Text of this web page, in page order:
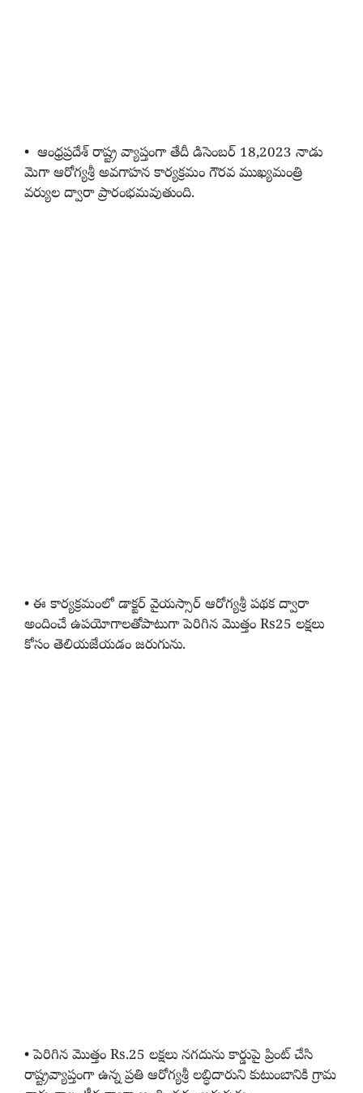
• ఆంధ్రప్రదేశ్ రాష్ట్ర వ్యాప్తంగా తేదీ డిసెంబర్ 18,2023 నాడు
మెగా ఆరోగ్యశ్రీ అవగాహన కార్యక్రమం గౌరవ ముఖ్యమంత్రి
వర్యుల ద్వారా ప్రారంభమవుతుంది.
• ఈ కార్యక్రమంలో డాక్టర్ వైయస్సార్ ఆరోగ్యశ్రీ పథక ద్వారా
అందించే ఉపయోగాలతోపాటుగా పెరిగిన మొత్తం Rs25 లక్షలు
కోసం తెలియజేయడం జరుగును.
• పెరిగిన మొత్తం Rs.25 లక్షలు నగదును కార్డుపై ప్రింట్ చేసి
రాష్ట్రవ్యాప్తంగా ఉన్న ప్రతి ఆరోగ్యశ్రీ లబ్ధిదారుని కుటుంబానికి గ్రామ